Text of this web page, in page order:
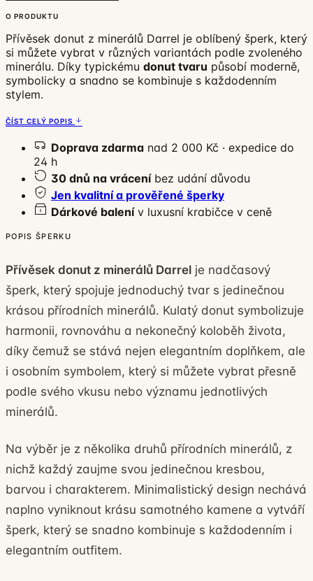
O PRODUKTU
Přívěsek donut z minerálů Darrel je oblíbený šperk, který
si můžete vybrat v různých variantách podle zvoleného
minerálu. Díky typickému donut tvaru působí moderně,
symbolicky a snadno se kombinuje s každodenním
stylem.
ČÍST CELÝ POPIS
Doprava zdarma nad 2 000 Kč · expedice do
24 h
30 dnů na vráceníbez udání důvodu
Jen kvalitní a prověřené šperky
Dárkové balenív luxusní krabičce v ceně
POPIS ŠPERKU
Přívěsek donut z minerálů Darrel je nadčasový
šperk, který spojuje jednoduchý tvar s jedinečnou
krásou přírodních minerálů. Kulatý donut symbolizuje
harmonii, rovnováhu a nekonečný koloběh života,
díky čemuž se stává nejen elegantním doplňkem, ale
i osobním symbolem, který si můžete vybrat přesně
podle svého vkusu nebo významu jednotlivých
minerálů.
Na výběr je z několika druhů přírodních minerálů, z
nichž každý zaujme svou jedinečnou kresbou,
barvou i charakterem. Minimalistický design nechává
naplno vyniknout krásu samotného kamene a vytváří
šperk, který se snadno kombinuje s každodenním i
elegantním outfitem.